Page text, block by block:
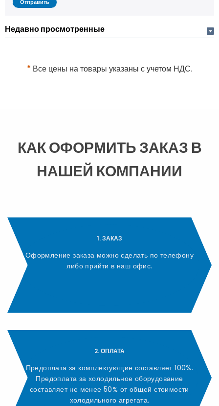
Недавно просмотренные
* Все цены на товары указаны с учетом НДС.
КАК ОФОРМИТЬ ЗАКАЗ В
НАШЕЙ КОМПАНИИ
1. ЗАКАЗ
Оформление заказа можно сделать по телефону
либо прийти в наш офис.
2. ОПЛАТА
Предоплата за комплектующие составляет 100%.
Предоплата за холодильное оборудование
составляет не менее 50% от общей стоимости
холодильного агрегата.